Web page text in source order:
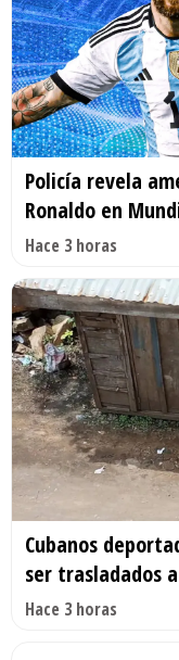
Policía revela
Ronaldo en
Hace 3 horas
Cubanos
ser trasladados
Hace 3 horas